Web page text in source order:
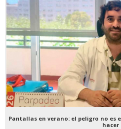
Pantallas en verano: el peligro no es
hacer